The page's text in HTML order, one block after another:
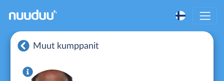
Muut kumppanit